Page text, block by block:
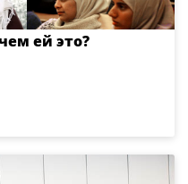
ей это?